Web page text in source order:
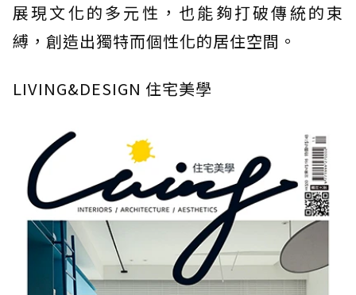
展現文化的多元性，也能夠打破傳統的束
縛，創造出獨特而個性化的居住空間。
LIVING&DESIGN 住宅美學